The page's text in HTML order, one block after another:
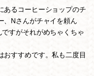
あるコーヒーショップのチ
、Nさんがチャイを頼ん
すがそれがめちゃくちゃ
おすすめです。私も二度目